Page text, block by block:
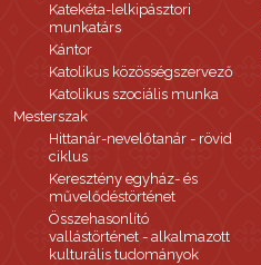
Katekéta-lelkipásztori
munkatárs
Kántor
Katolikus közösségszervező
Katolikus szociális munka
Mesterszak
Hittanár-nevelőtanár - rövid
ciklus
Keresztény egyház- és
művelődéstörténet
Összehasonlító
vallástörténet - alkalmazott
kulturális tudományok